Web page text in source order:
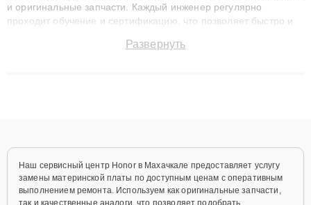
и оригинальные запчасти. Каждый инженер регулярно
проходит обучение и сертификацию, что позволяет быстро и
сохранением гарантии до 3 лет. Наши мастера решают
Развернуть
Наш сервисный центр Honor в Махачкале предоставляет услугу
замены материнской платы по доступным ценам с оперативным
выполнением ремонта. Используем как оригинальные запчасти,
так и качественные аналоги, что позволяет подобрать